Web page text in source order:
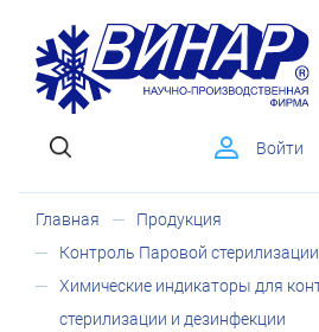
Войти
Главная
Продукция
Контроль Паровой
Химические индикаторы для
стерилизации и дезинфекции